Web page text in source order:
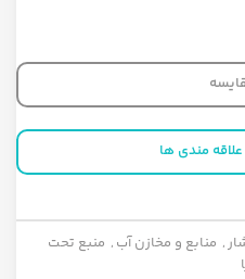
مندی ها
, منابع و مخازن آب , منبع تحت